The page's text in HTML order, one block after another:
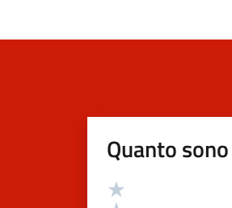
Quanto
Valutazione